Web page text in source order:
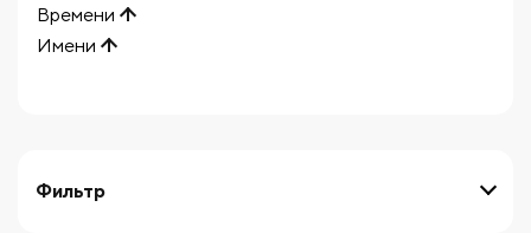
Фильтр
Времени
Имени